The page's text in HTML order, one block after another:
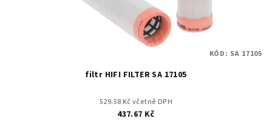
filtr HIFI FILTER SA 17105
529.58 Kč včetně DPH
437.67 Kč
KÓD: SA 17105